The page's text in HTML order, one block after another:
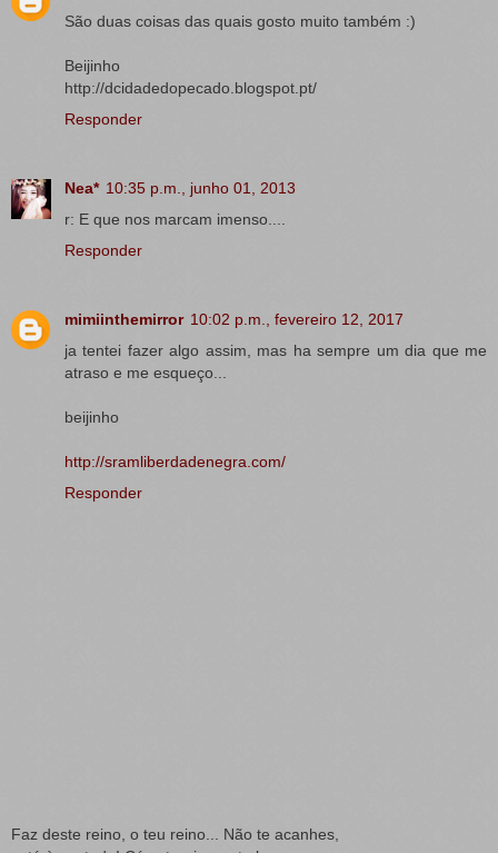
São duas coisas das quais gosto muito também :)
Beijinho
http://dcidadedopecado.blogspot.pt/
Responder
Nea* 10:35 p.m., junho 01, 2013
r: E que nos marcam imenso....
Responder
mimiinthemirror 10:02 p.m., fevereiro 12, 2017
ja tentei fazer algo assim, mas ha sempre um dia que me
atraso e me esqueço...
beijinho
http://sramliberdadenegra.com/
Responder
Faz deste reino, o teu reino... Não te acanhes,